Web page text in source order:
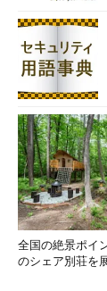
全国の絶景ポイ
のシェア別荘を